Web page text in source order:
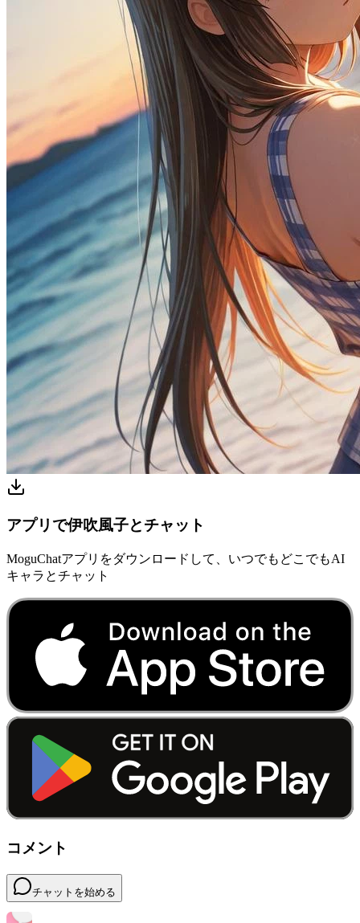
アプリで伊吹風子とチャット
MoguChatアプリをダウンロードして、いつでもどこでもAI
キャラとチャット
コメント
チャットを始める